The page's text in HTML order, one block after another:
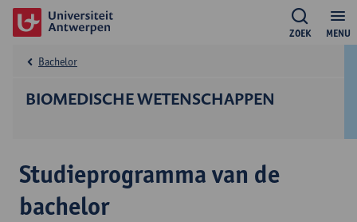
MENU
ZOEK
BIOMEDISCHE WETENSCHAPPEN
Bachelor
Studieprogramma van de
bachelor